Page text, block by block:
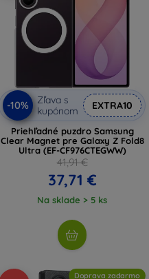
-10%
Zľava s
kupónom
EXTRA10
Priehľadné puzdro Samsung
Clear Magnet pre Galaxy Z Fold8
Ultra (EF-CF976CTEGWW)
41,91 €
37,71 €
Na sklade > 5 ks
Doprava zadarmo